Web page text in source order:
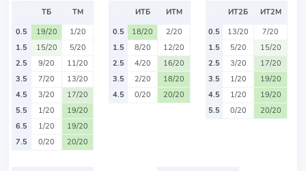
ТБ
ТМ
0.5
19/20
1/20
1.5
15/20
5/20
2.5
9/20
11/20
3.5
7/20
13/20
4.5
3/20
17/20
5.5
1/20
19/20
6.5
1/20
19/20
7.5
0/20 20/20
ИТБ
ИТМ
0.5
18/20
2/20
1.5
8/20
12/20
2.5
4/20
16/20
3.5
2/20
18/20
4.5
0/20 20/20
ИТ2Б
ИТ2М
0.5
13/20
7/20
1.5
5/20
15/20
2.5
3/20
17/20
3.5
1/20
19/20
4.5
1/20
19/20
5.5
0/20 20/20